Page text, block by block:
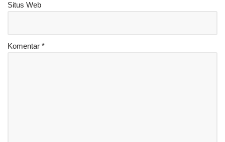
Situs Web
Komentar *